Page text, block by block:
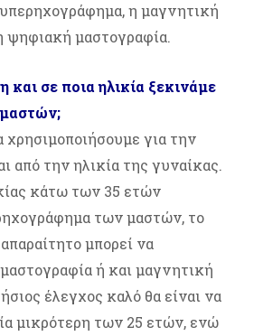
η μαγνητική
ψηφιακή μαστογραφία.
και σε ποια ηλικία ξεκινάμε
για την
από την ηλικία της γυναίκας.
κάτω των 35 ετών
των μαστών, το
μπορεί να
ή και μαγνητική
έλεγχος καλό θα είναι να
μικρότερη των 25 ετών, ενώ